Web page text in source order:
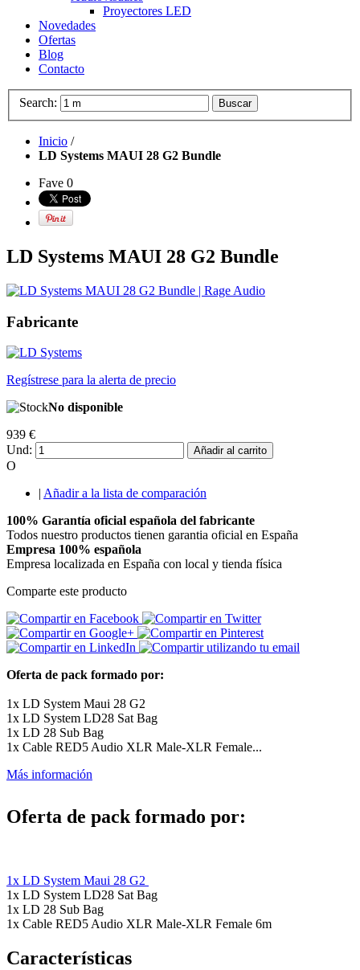
Proyectores LED
Novedades
Ofertas
Blog
Contacto
Search: Buscar
Inicio /
LD Systems MAUI 28 G2 Bundle
Fave 0
LD Systems MAUI 28 G2 Bundle
Fabricante
Regístrese para la alerta de precio
No disponible
939 €
Und:
Añadir al carrito
O
| Añadir a la lista de comparación
100% Garantía oficial española del fabricante
Todos nuestro productos tienen garantia oficial en España
Empresa 100% española
Empresa localizada en España con local y tienda física
Comparte este producto
Oferta de pack formado por:
1x LD System Maui 28 G2
1x LD System LD28 Sat Bag
1x LD 28 Sub Bag
1x Cable RED5 Audio XLR Male-XLR Female...
Más información
Oferta de pack formado por:
1x LD System Maui 28 G2
1x LD System LD28 Sat Bag
1x LD 28 Sub Bag
1x Cable RED5 Audio XLR Male-XLR Female 6m
Características